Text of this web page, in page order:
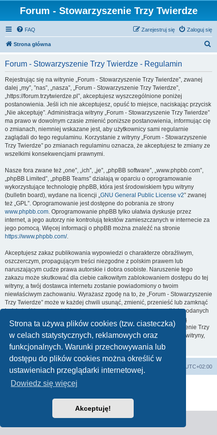
Strona ta używa plików cookies (tzw. ciasteczka)
w celach statystycznych, reklamowych oraz
funkcjonalnych. Warunki przechowywania lub
dostępu do plików cookies można określić w
ustawieniach przeglądarki internetowej.
Dowiedz się więcej
Akceptuję!
Forum - Stowarzyszenie Trzy Twierdze
FAQ Zaloguj się
Zarejestruj się
Strona główna
Forum - Stowarzyszenie Trzy Twierdze - Regulamin
Rejestrując się na witrynie „Forum - Stowarzyszenie Trzy Twierdze”, zwanej
dalej „my”, ”nas”, „nasza”, „Forum - Stowarzyszenie Trzy Twierdze”,
„https://forum.trzytwierdze.pl”, akceptujesz wyszczególnione poniżej
postanowienia. Jeśli ich nie akceptujesz, opuść to miejsce, naciskając przycisk
„Nie akceptuję”. Administracja witryny „Forum - Stowarzyszenie Trzy Twierdze”
ma prawo w dowolnym czasie zmienić poniższe postanowienia, informując cię
o zmianach, niemniej wskazane jest, aby użytkownicy sami regularnie
zaglądali do tego regulaminu. Korzystanie z witryny „Forum - Stowarzyszenie
Trzy Twierdze” po zmianach regulaminu oznacza, że akceptujesz te zmiany ze
wszelkimi konsekwencjami prawnymi.
Nasze fora zwane też „one”, „ich”, „je”, „phpBB software”, „www.phpbb.com”,
„phpBB Limited”, „phpBB Teams” działają w oparciu o oprogramowanie
wykorzystujące technologię phpBB, która jest środowiskiem typu witryny
(bulletin board), wydane na licencji „GNU General Public License v2” zwanej
też „GPL”. Oprogramowanie jest dostępne do pobrania ze strony
www.phpbb.com. Oprogramowanie phpBB tylko ułatwia dyskusje przez
internet, a jego autorzy nie kontrolują tekstów zamieszczanych w internecie za
jego pomocą. Więcej informacji o phpBB można znaleźć na stronie
https://www.phpbb.com/.
Akceptujesz zakaz publikowania wypowiedzi o charakterze obraźliwym,
oszczerczym, propagującym treści niezgodne z polskim prawem lub
naruszającym cudze prawa autorskie i dobra osobiste. Naruszenie tego
zakazu może skutkować dla ciebie całkowitym zablokowaniem dostępu do tej
witryny, a twój dostawca internetu zostanie powiadomiony o twoim
niewłaściwym zachowaniu. Wyrażasz zgodę na to, że „Forum - Stowarzyszenie
Trzy Twierdze” może w każdej chwili usunąć, zmienić, przenieść lub zamknąć
każdy twój temat, post. Wyrażasz zgodę na zapisywanie wszystkich podanych
przez ciebie informacji w naszej bazie danych. Informacje te nie będą
przekazywane nikomu bez twojej zgody, ale ani „Forum - Stowarzyszenie Trzy
Twierdze”, ani phpBB nie ponosi odpowiedzialności za włamania do witryny,
podczas których może dojść do kradzieży danych.
Strona główna UTC+02:00
Technologię dostarcza
Zasady ochrony danych osobowych